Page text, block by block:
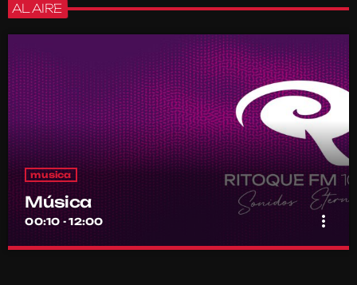
AL AIRE
musica
Música
00:10 - 12:00 more_vert